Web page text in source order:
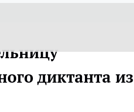
диктанта из